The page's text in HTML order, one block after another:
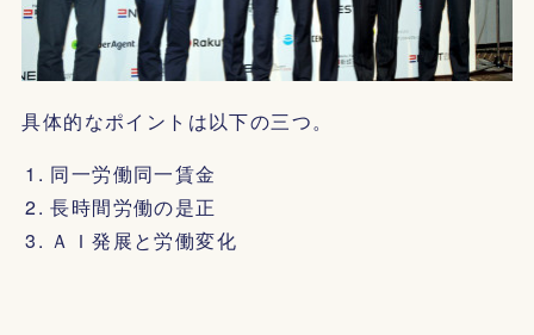
具体的なポイントは以下の三つ。
同一労働同一賃金
長時間労働の是正
ＡＩ発展と労働変化